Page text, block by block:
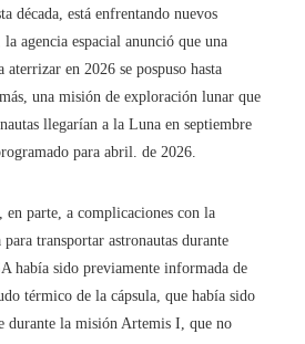
década, está enfrentando nuevos
la agencia espacial anunció que una
en 2026 se pospuso hasta
una misión de exploración lunar que
llegarían a la Luna en septiembre
para abril. de 2026.
en parte, a complicaciones con la
transportar astronautas durante
había sido previamente informada de
térmico de la cápsula, que había sido
durante la misión Artemis I, que no